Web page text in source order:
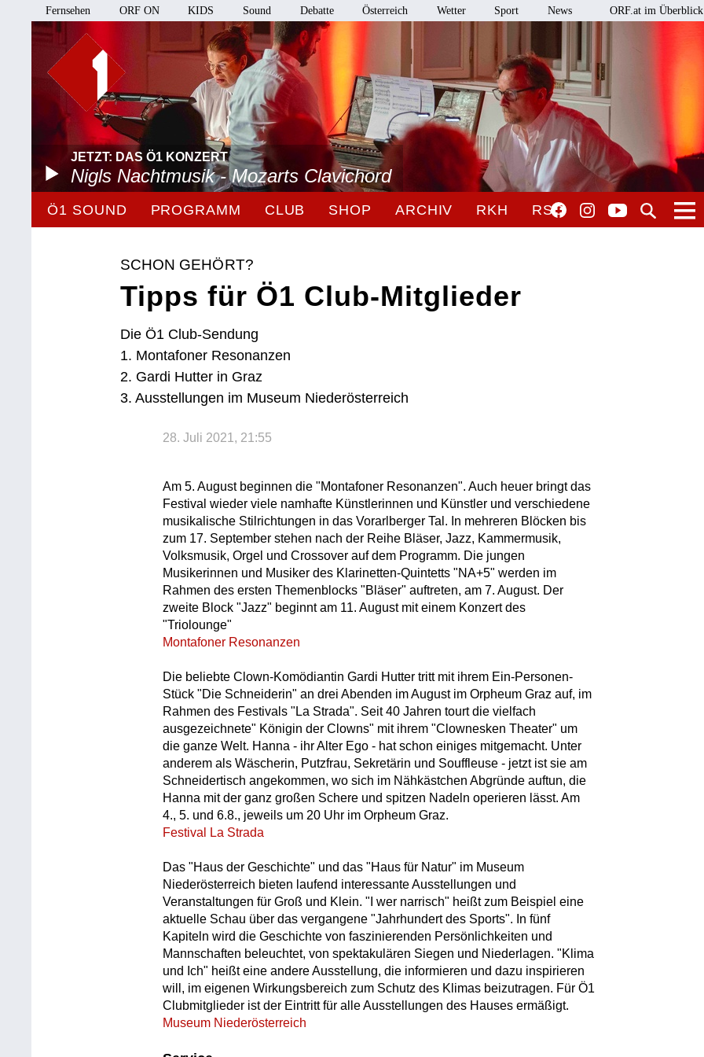
Fernsehen ORF ON KIDS Sound Debatte Österreich Wetter Sport News ORF.at im Überblick
JETZT: DAS Ö1 KONZERT
Nigls Nachtmusik - Mozarts Clavichord
Ö1 SOUND PROGRAMM CLUB SHOP ARCHIV RKH RSO
SCHON GEHÖRT?
Tipps für Ö1 Club-Mitglieder
Die Ö1 Club-Sendung
1. Montafoner Resonanzen
2. Gardi Hutter in Graz
3. Ausstellungen im Museum Niederösterreich
28. Juli 2021, 21:55
Am 5. August beginnen die "Montafoner Resonanzen". Auch heuer bringt das
Festival wieder viele namhafte Künstlerinnen und Künstler und verschiedene
musikalische Stilrichtungen in das Vorarlberger Tal. In mehreren Blöcken bis
zum 17. September stehen nach der Reihe Bläser, Jazz, Kammermusik,
Volksmusik, Orgel und Crossover auf dem Programm. Die jungen
Musikerinnen und Musiker des Klarinetten-Quintetts "NA+5" werden im
Rahmen des ersten Themenblocks "Bläser" auftreten, am 7. August. Der
zweite Block "Jazz" beginnt am 11. August mit einem Konzert des
"Triolounge"
Montafoner Resonanzen
Die beliebte Clown-Komödiantin Gardi Hutter tritt mit ihrem Ein-Personen-
Stück "Die Schneiderin" an drei Abenden im August im Orpheum Graz auf, im
Rahmen des Festivals "La Strada". Seit 40 Jahren tourt die vielfach
ausgezeichnete" Königin der Clowns" mit ihrem "Clownesken Theater" um
die ganze Welt. Hanna - ihr Alter Ego - hat schon einiges mitgemacht. Unter
anderem als Wäscherin, Putzfrau, Sekretärin und Souffleuse - jetzt ist sie am
Schneidertisch angekommen, wo sich im Nähkästchen Abgründe auftun, die
Hanna mit der ganz großen Schere und spitzen Nadeln operieren lässt. Am
4., 5. und 6.8., jeweils um 20 Uhr im Orpheum Graz.
Festival La Strada
Das "Haus der Geschichte" und das "Haus für Natur" im Museum
Niederösterreich bieten laufend interessante Ausstellungen und
Veranstaltungen für Groß und Klein. "I wer narrisch" heißt zum Beispiel eine
aktuelle Schau über das vergangene "Jahrhundert des Sports". In fünf
Kapiteln wird die Geschichte von faszinierenden Persönlichkeiten und
Mannschaften beleuchtet, von spektakulären Siegen und Niederlagen. "Klima
und Ich" heißt eine andere Ausstellung, die informieren und dazu inspirieren
will, im eigenen Wirkungsbereich zum Schutz des Klimas beizutragen. Für Ö1
Clubmitglieder ist der Eintritt für alle Ausstellungen des Hauses ermäßigt.
Museum Niederösterreich